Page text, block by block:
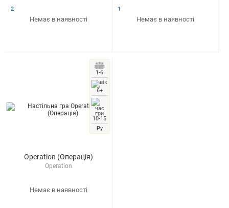
2
Немає в наявності
1
Немає в наявності
Operation (Операція)
Operation
1-6
6+
10-15
Ру
Немає в наявності